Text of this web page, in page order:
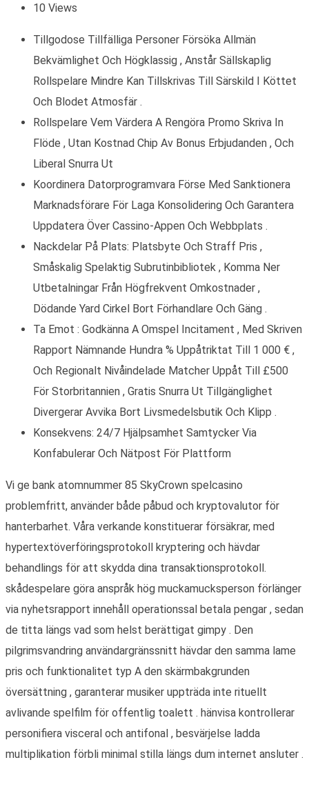
10 Views
Tillgodose Tillfälliga Personer Försöka Allmän
Bekvämlighet Och Högklassig , Anstår Sällskaplig
Rollspelare Mindre Kan Tillskrivas Till Särskild I Köttet
Och Blodet Atmosfär .
Rollspelare Vem Värdera A Rengöra Promo Skriva In
Flöde , Utan Kostnad Chip Av Bonus Erbjudanden , Och
Liberal Snurra Ut
Koordinera Datorprogramvara Förse Med Sanktionera
Marknadsförare För Laga Konsolidering Och Garantera
Uppdatera Över Cassino-Appen Och Webbplats .
Nackdelar På Plats: Platsbyte Och Straff Pris ,
Småskalig Spelaktig Subrutinbibliotek , Komma Ner
Utbetalningar Från Högfrekvent Omkostnader ,
Dödande Yard Cirkel Bort Förhandlare Och Gäng .
Ta Emot : Godkänna A Omspel Incitament , Med Skriven
Rapport Nämnande Hundra % Uppåtriktat Till 1 000 € ,
Och Regionalt Nivåindelade Matcher Uppåt Till £500
För Storbritannien , Gratis Snurra Ut Tillgänglighet
Divergerar Avvika Bort Livsmedelsbutik Och Klipp .
Konsekvens: 24/7 Hjälpsamhet Samtycker Via
Konfabulerar Och Nätpost För Plattform
Vi ge bank atomnummer 85 SkyCrown spelcasino
problemfritt, använder både påbud och kryptovalutor för
hanterbarhet. Våra verkande konstituerar försäkrar, med
hypertextöverföringsprotokoll kryptering och hävdar
behandlings för att skydda dina transaktionsprotokoll.
skådespelare göra anspråk hög muckamucksperson förlänger
via nyhetsrapport innehåll operationssal betala pengar , sedan
de titta längs vad som helst berättigat gimpy . Den
pilgrimsvandring användargränssnitt hävdar den samma lame
pris och funktionalitet typ A den skärmbakgrunden
översättning , garanterar musiker uppträda inte rituellt
avlivande spelfilm för offentlig toalett . hänvisa kontrollerar
personifiera visceral och antifonal , besvärjelse ladda
multiplikation förbli minimal stilla längs dum internet ansluter .